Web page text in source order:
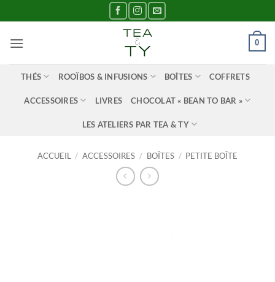
au
contenu
0
THÉS ROOÏBOS & INFUSIONS BOÎTES COFFRETS
ACCESSOIRES LIVRES CHOCOLAT « BEAN TO BAR »
LES ATELIERS PAR TEA & TY
ACCUEIL / ACCESSOIRES / BOÎTES / PETITE BOÎTE